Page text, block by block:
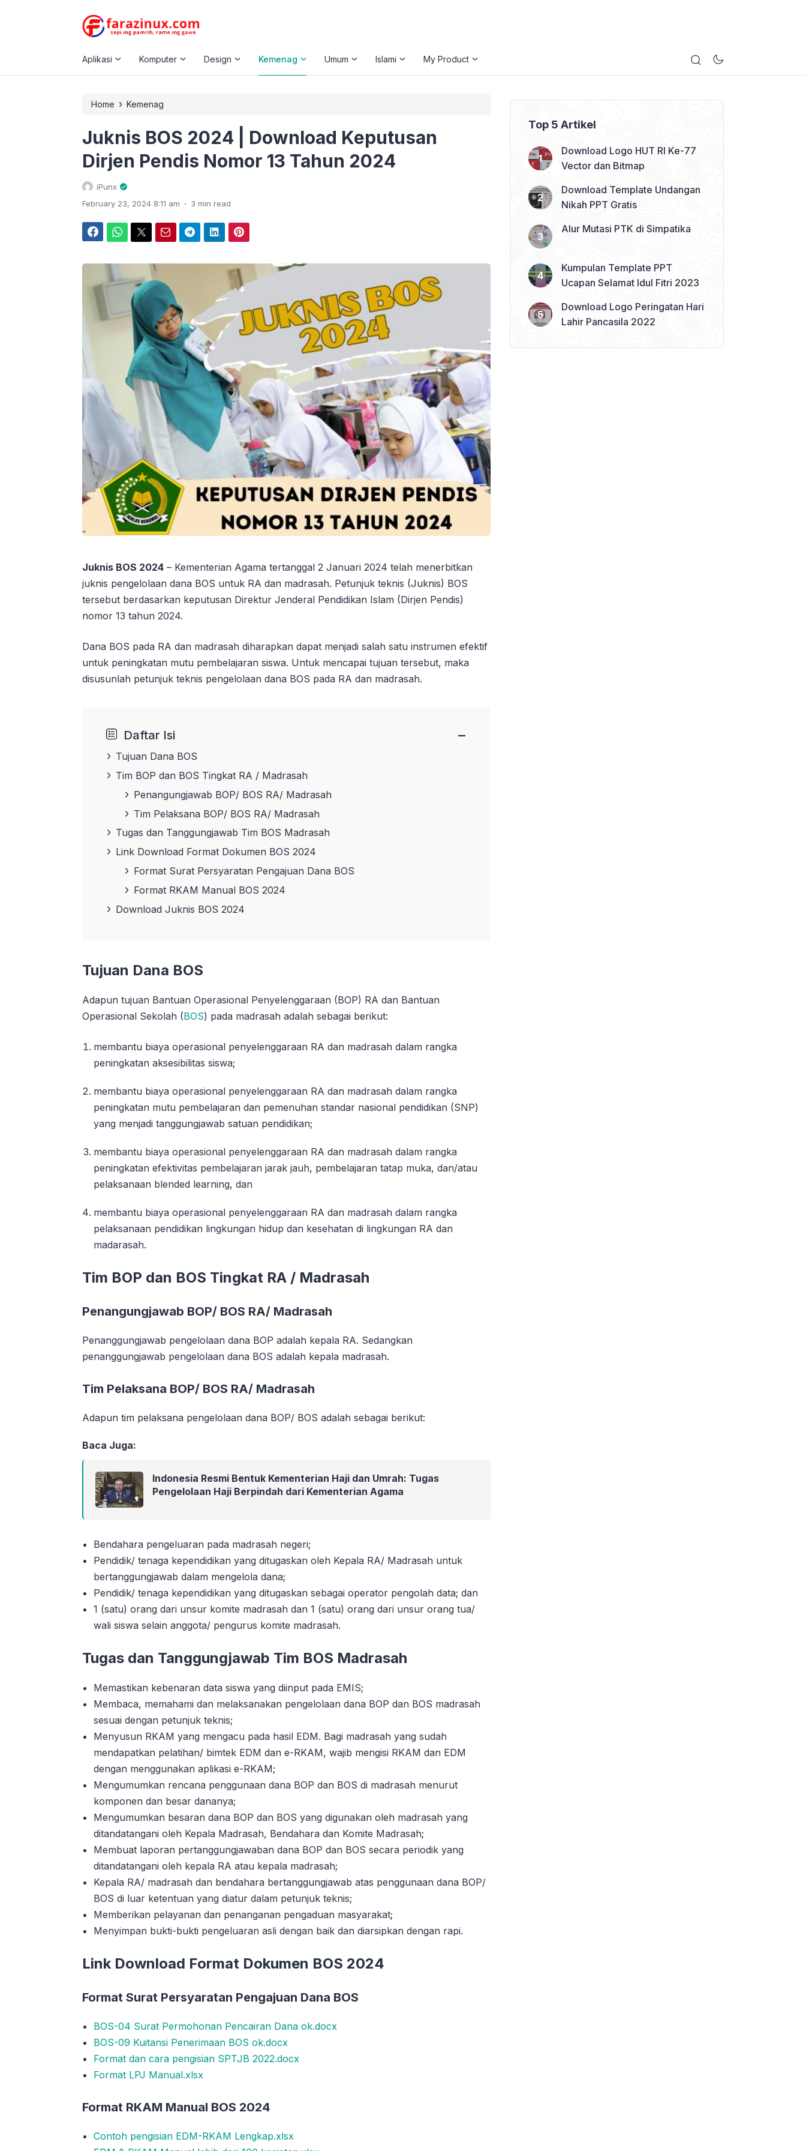
Aplikasi Komputer Design Kemenag Umum Islami My Product
Home › Kemenag
Juknis BOS 2024 | Download Keputusan
Dirjen Pendis Nomor 13 Tahun 2024
iPunx
February 23, 2024 8:11 am . 3 min read
Juknis BOS 2024 – Kementerian Agama tertanggal 2 Januari 2024 telah menerbitkan
juknis pengelolaan dana BOS untuk RA dan madrasah. Petunjuk teknis (Juknis) BOS
tersebut berdasarkan keputusan Direktur Jenderal Pendidikan Islam (Dirjen Pendis)
nomor 13 tahun 2024.
Dana BOS pada RA dan madrasah diharapkan dapat menjadi salah satu instrumen efektif
untuk peningkatan mutu pembelajaran siswa. Untuk mencapai tujuan tersebut, maka
disusunlah petunjuk teknis pengelolaan dana BOS pada RA dan madrasah.
Daftar Isi −
Tujuan Dana BOS
Tim BOP dan BOS Tingkat RA / Madrasah
Penangungjawab BOP/ BOS RA/ Madrasah
Tim Pelaksana BOP/ BOS RA/ Madrasah
Tugas dan Tanggungjawab Tim BOS Madrasah
Link Download Format Dokumen BOS 2024
Format Surat Persyaratan Pengajuan Dana BOS
Format RKAM Manual BOS 2024
Download Juknis BOS 2024
Tujuan Dana BOS
Adapun tujuan Bantuan Operasional Penyelenggaraan (BOP) RA dan Bantuan
Operasional Sekolah (BOS) pada madrasah adalah sebagai berikut:
membantu biaya operasional penyelenggaraan RA dan madrasah dalam rangka
peningkatan aksesibilitas siswa;
membantu biaya operasional penyelenggaraan RA dan madrasah dalam rangka
peningkatan mutu pembelajaran dan pemenuhan standar nasional pendidikan (SNP)
yang menjadi tanggungjawab satuan pendidikan;
membantu biaya operasional penyelenggaraan RA dan madrasah dalam rangka
peningkatan efektivitas pembelajaran jarak jauh, pembelajaran tatap muka, dan/atau
pelaksanaan blended learning, dan
membantu biaya operasional penyelenggaraan RA dan madrasah dalam rangka
pelaksanaan pendidikan lingkungan hidup dan kesehatan di lingkungan RA dan
madarasah.
Tim BOP dan BOS Tingkat RA / Madrasah
Penangungjawab BOP/ BOS RA/ Madrasah
Penanggungjawab pengelolaan dana BOP adalah kepala RA. Sedangkan
penanggungjawab pengelolaan dana BOS adalah kepala madrasah.
Tim Pelaksana BOP/ BOS RA/ Madrasah
Adapun tim pelaksana pengelolaan dana BOP/ BOS adalah sebagai berikut:
Baca Juga:
Indonesia Resmi Bentuk Kementerian Haji dan Umrah: Tugas
Pengelolaan Haji Berpindah dari Kementerian Agama
Bendahara pengeluaran pada madrasah negeri;
Pendidik/ tenaga kependidikan yang ditugaskan oleh Kepala RA/ Madrasah untuk
bertanggungjawab dalam mengelola dana;
Pendidik/ tenaga kependidikan yang ditugaskan sebagai operator pengolah data; dan
1 (satu) orang dari unsur komite madrasah dan 1 (satu) orang dari unsur orang tua/
wali siswa selain anggota/ pengurus komite madrasah.
Tugas dan Tanggungjawab Tim BOS Madrasah
Memastikan kebenaran data siswa yang diinput pada EMIS;
Membaca, memahami dan melaksanakan pengelolaan dana BOP dan BOS madrasah
sesuai dengan petunjuk teknis;
Menyusun RKAM yang mengacu pada hasil EDM. Bagi madrasah yang sudah
mendapatkan pelatihan/ bimtek EDM dan e-RKAM, wajib mengisi RKAM dan EDM
dengan menggunakan aplikasi e-RKAM;
Mengumumkan rencana penggunaan dana BOP dan BOS di madrasah menurut
komponen dan besar dananya;
Mengumumkan besaran dana BOP dan BOS yang digunakan oleh madrasah yang
ditandatangani oleh Kepala Madrasah, Bendahara dan Komite Madrasah;
Membuat laporan pertanggungjawaban dana BOP dan BOS secara periodik yang
ditandatangani oleh kepala RA atau kepala madrasah;
Kepala RA/ madrasah dan bendahara bertanggungjawab atas penggunaan dana BOP/
BOS di luar ketentuan yang diatur dalam petunjuk teknis;
Memberikan pelayanan dan penanganan pengaduan masyarakat;
Menyimpan bukti-bukti pengeluaran asli dengan baik dan diarsipkan dengan rapi.
Link Download Format Dokumen BOS 2024
Format Surat Persyaratan Pengajuan Dana BOS
BOS-04 Surat Permohonan Pencairan Dana ok.docx
BOS-09 Kuitansi Penerimaan BOS ok.docx
Format dan cara pengisian SPTJB 2022.docx
Format LPJ Manual.xlsx
Format RKAM Manual BOS 2024
Contoh pengisian EDM-RKAM Lengkap.xlsx
Top 5 Artikel
Download Logo HUT RI Ke-77
Vector dan Bitmap
Download Template Undangan
Nikah PPT Gratis
Alur Mutasi PTK di Simpatika
Kumpulan Template PPT
Ucapan Selamat Idul Fitri 2023
Download Logo Peringatan Hari
Lahir Pancasila 2022
Telah mengunjungi farazinux.com